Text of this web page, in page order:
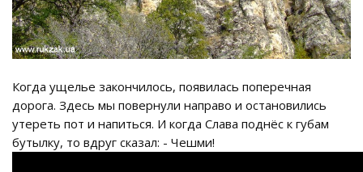
Когда ущелье закончилось, появилась поперечная
дорога. Здесь мы повернули направо и остановились
утереть пот и напиться. И когда Слава поднёс к губам
бутылку, то вдруг сказал: - Чешми!